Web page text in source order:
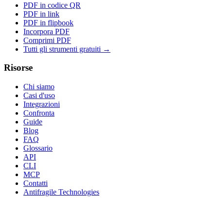
PDF in codice QR
PDF in link
PDF in flipbook
Incorpora PDF
Comprimi PDF
Tutti gli strumenti gratuiti →
Risorse
Chi siamo
Casi d'uso
Integrazioni
Confronta
Guide
Blog
FAQ
Glossario
API
CLI
MCP
Contatti
Antifragile Technologies